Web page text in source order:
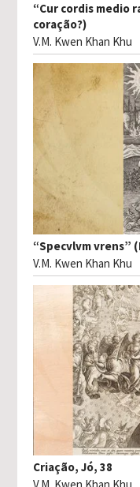
“Cur cordis medio
coração?)
V.M. Kwen Khan Khu
“Specvlvm vrens”
V.M. Kwen Khan Khu
Criação, Jó, 38